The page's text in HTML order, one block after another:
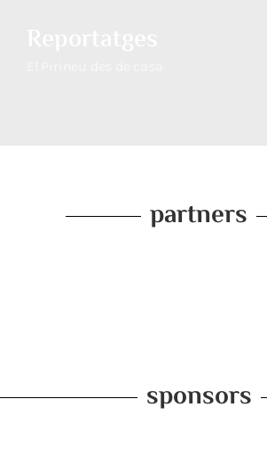
partners
sponsors